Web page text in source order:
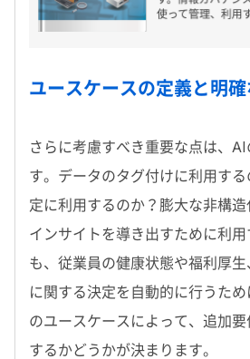
ユースケースの定義と明
さらに考慮すべき重要な点は、
す。データのタグ付けに利用す
定に利用するのか？膨大な非構
インサイトを導き出すために利
も、従業員の健康状態や福利厚
に関する決定を自動的に行うた
のユースケースによって、追加
するかどうかが決まります。